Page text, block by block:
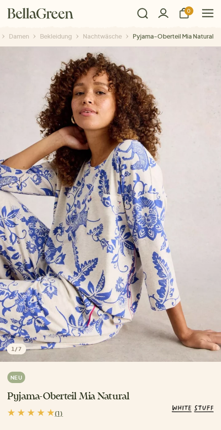
0
Damen Bekleidung Nachtwäsche Pyjama-Oberteil Mia Natural
1 /7
NEU
Pyjama-Oberteil Mia Natural
(1)